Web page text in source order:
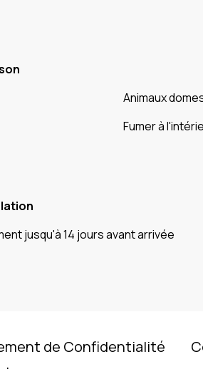
Animaux
Fumer à
jusqu'à14 joursavantarrivée
de Confidentialité